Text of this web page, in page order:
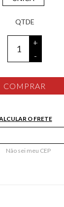
+
-
COMPRAR
O FRETE
Não sei meu CEP